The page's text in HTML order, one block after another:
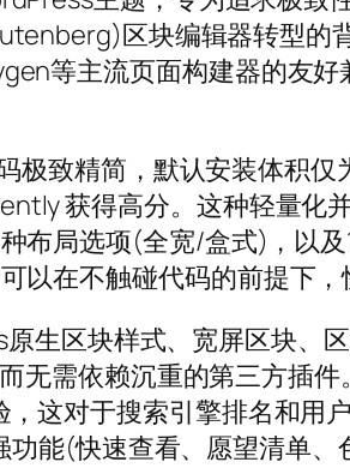
区块编辑器转型的
等主流页面构建器的友
极致精简，默认安装体积
获得高分。这种轻量
布局选项(全宽/盒式)，以
在不触碰代码的前提下，
生区块样式、宽屏区块、
无需依赖沉重的第三方插
这对于搜索引擎排名和用
能(快速查看、愿望清单